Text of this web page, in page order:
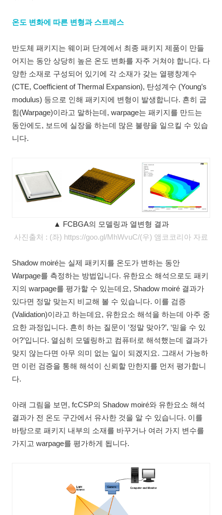
온도 변화에 따른 변형과 스트레스
반도체 패키지는 웨이퍼 단계에서 최종 패키지 제품이 만들
어지는 동안 상당히 높은 온도 변화를 자주 거쳐야 합니다. 다
양한 소재로 구성되어 있기에 각 소재가 갖는 열팽창계수
(CTE, Coefficient of Thermal Expansion), 탄성계수 (Young’s
modulus) 등으로 인해 패키지에 변형이 발생합니다. 흔히 굽
힘(Warpage)이라고 말하는데, warpage는 패키지를 만드는
동안에도, 보드에 실장을 하는데 많은 불량을 일으킬 수 있습
니다.
▲ FCBGA의 모델링과 열변형 결과
사진출처 : (좌) https://goo.gl/MhWvuC/(우) 앰코코리아 자료
Shadow moiré는 실제 패키지를 온도가 변하는 동안
Warpage를 측정하는 방법입니다. 유한요소 해석으로도 패키
지의 warpage를 평가할 수 있는데요, Shadow moiré 결과가
있다면 정말 맞는지 비교해 볼 수 있습니다. 이를 검증
(Validation)이라고 하는데요, 유한요소 해석을 하는데 아주 중
요한 과정입니다. 흔히 하는 질문이 ‘정말 맞아?’, ‘믿을 수 있
어?’입니다. 열심히 모델링하고 컴퓨터로 해석했는데 결과가
맞지 않는다면 아무 의미 없는 일이 되겠지요. 그래서 가능하
면 이런 검증을 통해 해석이 신뢰할 만한지를 먼저 평가합니
다.
아래 그림을 보면, fcCSP의 Shadow moiré와 유한요소 해석
결과가 전 온도 구간에서 유사한 것을 알 수 있습니다. 이를
바탕으로 패키지 내부의 소재를 바꾸거나 여러 가지 변수를
가지고 warpage를 평가하게 됩니다.